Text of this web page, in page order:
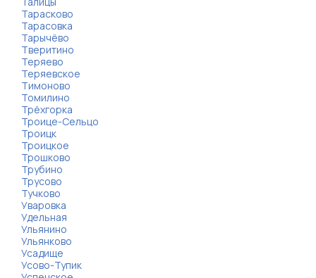
Тарасково
Тарасовка
Тарычёво
Тверитино
Теряево
Теряевское
Тимоново
Томилино
Трёхгорка
Троице-Сельцо
Троицк
Троицкое
Трошково
Трубино
Трусово
Тучково
Уваровка
Удельная
Ульянино
Ульянково
Усадище
Усово-Тупик